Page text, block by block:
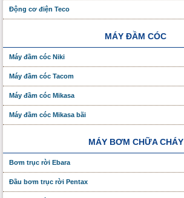
Động cơ điện Teco
MÁY ĐẦM CÓC
Máy đầm cóc Niki
Máy đầm cóc Tacom
Máy đầm cóc Mikasa
Máy đầm cóc Mikasa bãi
MÁY BƠM CHỮA CHÁY
Bơm trục rời Ebara
Đầu bơm trục rời Pentax